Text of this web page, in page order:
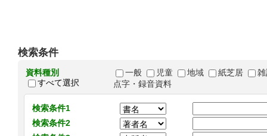
検索条件
資料種別
すべて選択
一般 児童 地域 紙芝居
点字・録音資料
検索条件1
検索条件2